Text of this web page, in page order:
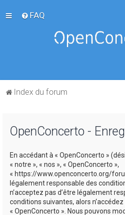
FAQ
Index du forum
OpenConcerto -
En accédant à « OpenConcerto »
« notre », « nos », « OpenConcerto »,
« https://www.openconcerto.org/
légalement responsable des
n’acceptez pas d’être légalement
conditions suivantes, alors
« OpenConcerto ». Nous pouvons